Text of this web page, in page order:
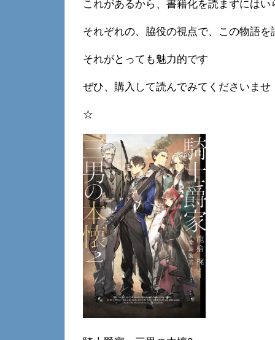
これがあるから、書籍化を読まずにはい
それぞれの、脇役の視点で、この物語を
それがとっても魅力的です
ぜひ、購入して読んでみてくださいませ
☆